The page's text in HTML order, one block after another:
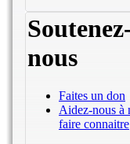
nous
Faites un don
Aidez-nous à
faire connaitre